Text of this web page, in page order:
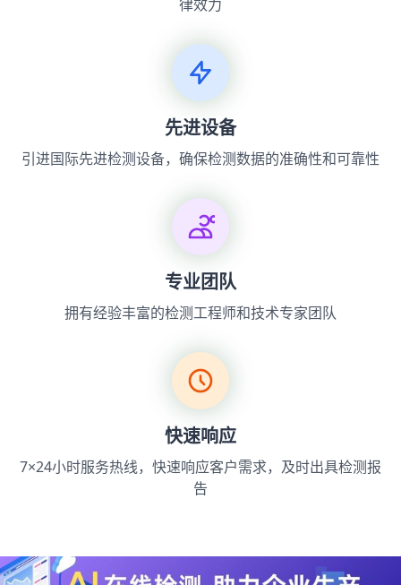
律效力
先进设备
引进国际先进检测设备，确保检测数据的准确性和可靠性
专业团队
拥有经验丰富的检测工程师和技术专家团队
快速响应
7×24小时服务热线，快速响应客户需求，及时出具检测报
告